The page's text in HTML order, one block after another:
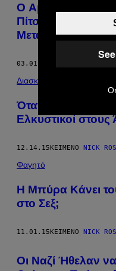
O Αμερικανικός
Πίτσα που
Μετά την
03.01.16
Διασκέδαση
Όταν Πίνετε
Ελκυστικοί
12.14.15ΚΕΊΜΕΝΟ NICK
Φαγητό
Η Mπύρα Kάνει
στο Σεξ;
11.01.15ΚΕΊΜΕΝΟ NICK
Οι Ναζί Ήθελαν